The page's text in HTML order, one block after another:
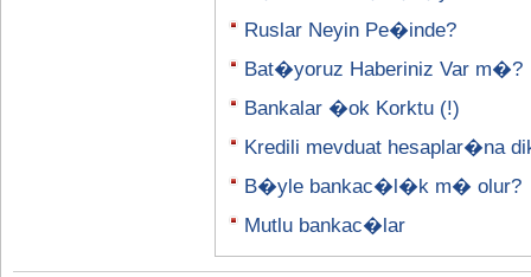
Ruslar Neyin Pe�inde?
Bat�yoruz Haberiniz Var m�?
Bankalar �ok Korktu (!)
Kredili mevduat hesaplar�na
B�yle bankac�l�k m� olur?
Mutlu bankac�lar